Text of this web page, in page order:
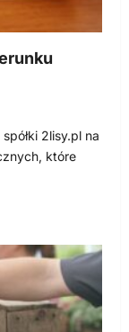
2lisy.pl na
które